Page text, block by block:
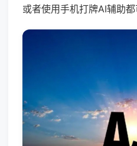
或者使用手机打牌AI辅助都